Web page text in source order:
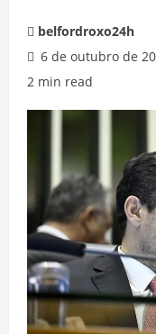
belfordroxo24h
6 de outubro de
2 min read